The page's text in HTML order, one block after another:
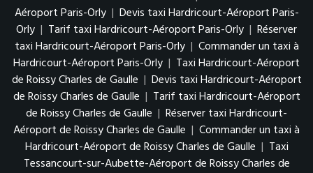
Aéroport Paris-Orly | Devis taxi Hardricourt-Aéroport Paris-
Orly | Tarif taxi Hardricourt-Aéroport Paris-Orly | Réserver
taxi Hardricourt-Aéroport Paris-Orly | Commander un taxi à
Hardricourt-Aéroport Paris-Orly | Taxi Hardricourt-Aéroport
de Roissy Charles de Gaulle | Devis taxi Hardricourt-Aéroport
de Roissy Charles de Gaulle | Tarif taxi Hardricourt-Aéroport
de Roissy Charles de Gaulle | Réserver taxi Hardricourt-
Aéroport de Roissy Charles de Gaulle | Commander un taxi à
Hardricourt-Aéroport de Roissy Charles de Gaulle | Taxi
Tessancourt-sur-Aubette-Aéroport de Roissy Charles de